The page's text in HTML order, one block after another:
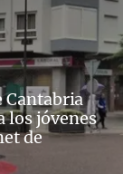
Cantabria
los jóvenes
de